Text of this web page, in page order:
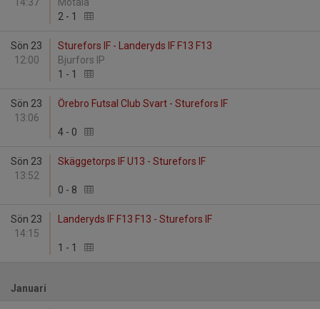
2 - 1
Sön 23
12:00
Sturefors IF - Landeryds IF F13 F13
Bjurfors IP
1 - 1
Sön 23
13:06
Örebro Futsal Club Svart - Sturefors IF
4 - 0
Sön 23
13:52
Skäggetorps IF U13 - Sturefors IF
0 - 8
Sön 23
14:15
Landeryds IF F13 F13 - Sturefors IF
1 - 1
Januari